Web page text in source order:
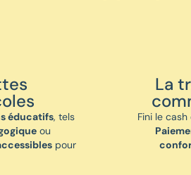
éducatifs, tels
ou
pour
La
Fini le